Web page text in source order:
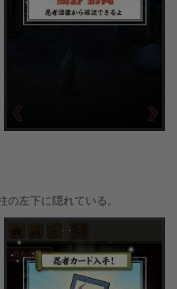
の左下に隠れている。